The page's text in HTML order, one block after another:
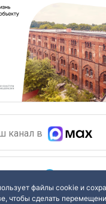
канал в
файлы cookie и
чтобы сделать